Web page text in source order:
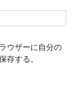
ウザーに自分の
存する。